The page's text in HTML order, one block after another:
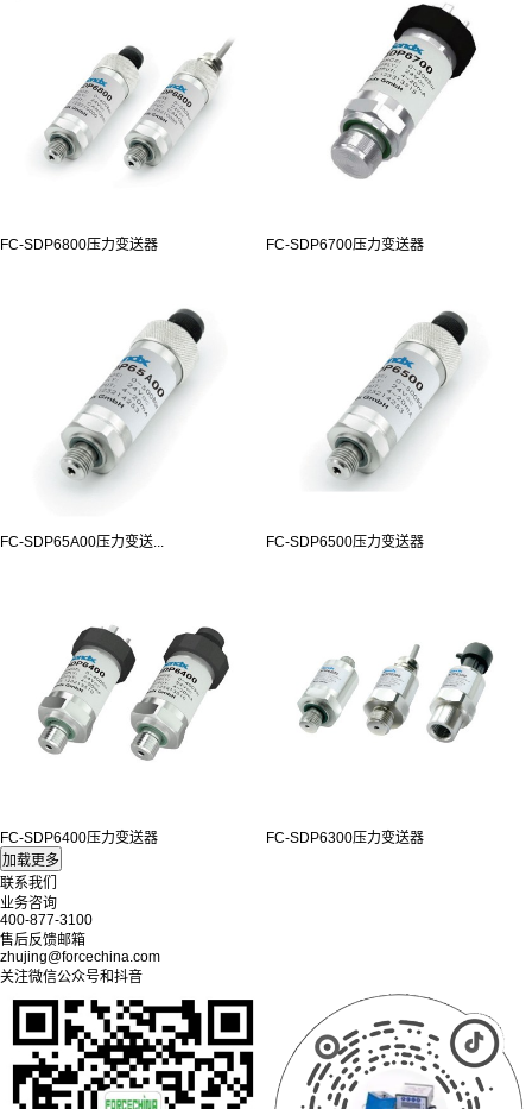
FC-SDP6800压力变送器 FC-SDP6700压力变送器
FC-SDP65A00压力变送... FC-SDP6500压力变送器
FC-SDP6400压力变送器 FC-SDP6300压力变送器
联系我们
业务咨询
400-877-3100
售后反馈邮箱
zhujing@forcechina.com
关注微信公众号和抖音